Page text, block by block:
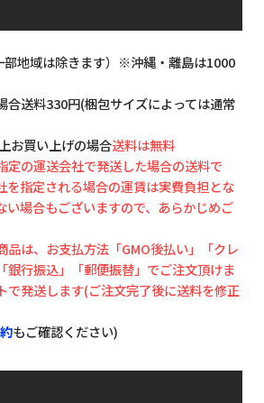
部地域は除きます）※沖縄・離島は1000
合送料330円(梱包サイズによっては通常
お買い上げの場合送料は無料
の運送会社で発送した場合の送料で
を指定される場合の運賃は実費負担とな
い場合もございますので、あらかじめご
は、お支払方法「GMO後払い」「クレ
銀行振込」「郵便振替」でご注文頂けま
で発送します(ご注文完了後に送料を修正
もご確認ください)